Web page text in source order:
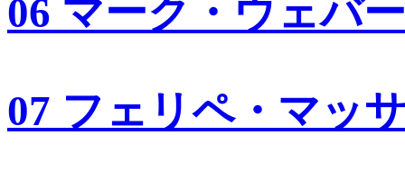
06 マーク・ウェバー
07 フェリペ・マッ